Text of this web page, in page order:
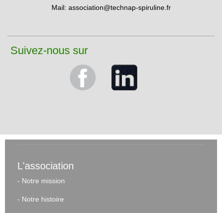
Mail: association@technap-spiruline.fr
Suivez-nous sur
L'association
- Notre mission
- Notre histoire